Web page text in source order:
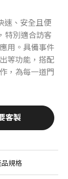
速、安全且便
特別適合訪客
用。具備事件
等功能，搭配
，為每一道門
客製
品規格